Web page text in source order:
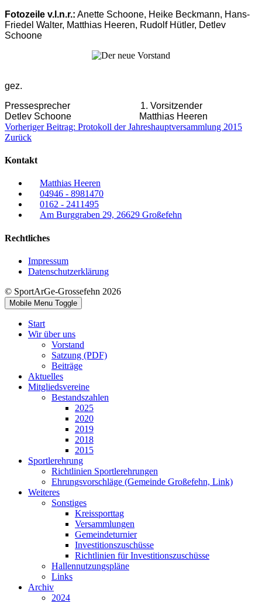
Fotozeile v.l.n.r.: Anette Schoone, Heike Beckmann, Hans-
Friedel Walter, Matthias Heeren, Rudolf Hütler, Detlev
Schoone
gez.
Pressesprecher 1. Vorsitzender
Detlev Schoone Matthias Heeren
Vorheriger Beitrag: Protokoll der Jahreshauptversammlung 2015
Zurück
Kontakt
Matthias Heeren
04946 - 8981470
0162 - 2411495
Am Burggraben 29, 26629 Großefehn
Rechtliches
Impressum
Datenschutzerklärung
© SportArGe-Grossefehn 2026
Mobile Menu Toggle
Start
Wir über uns
Vorstand
Satzung (PDF)
Beiträge
Aktuelles
Mitgliedsvereine
Bestandszahlen
2025
2020
2019
2018
2015
Sportlerehrung
Richtlinien Sportlerehrungen
Ehrungsvorschläge (Gemeinde Großefehn, Link)
Weiteres
Sonstiges
Kreissporttag
Versammlungen
Gemeindeturnier
Investitionszuschüsse
Richtlinien für Investitionszuschüsse
Hallennutzungspläne
Links
Archiv
2024